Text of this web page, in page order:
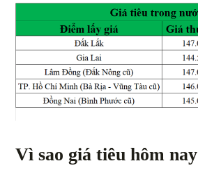
Vì sao giá tiêu hôm